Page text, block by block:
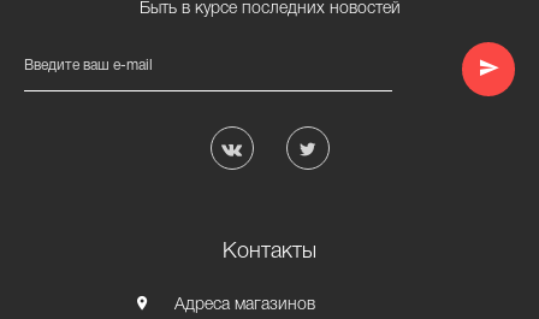
Быть в курсе последних новостей
Введите ваш e-mail
Контакты
Адреса магазинов